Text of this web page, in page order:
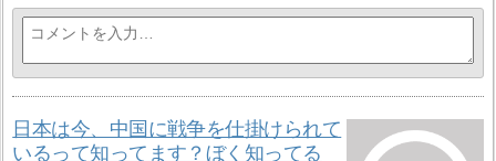
日本は今、中国に戦争を仕掛けられて
いるって知ってます？ぼく知ってる